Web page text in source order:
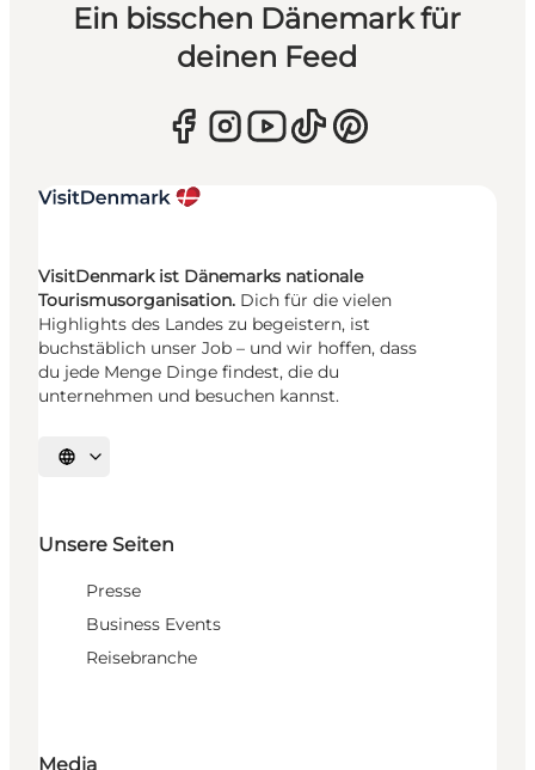
Ein bisschen Dänemark für
deinen Feed
VisitDenmark ist Dänemarks nationale
Tourismusorganisation. Dich für die vielen
Highlights des Landes zu begeistern, ist
buchstäblich unser Job – und wir hoffen, dass
du jede Menge Dinge findest, die du
unternehmen und besuchen kannst.
Sprache auswählen
Unsere Seiten
Presse
Business Events
Reisebranche
Media